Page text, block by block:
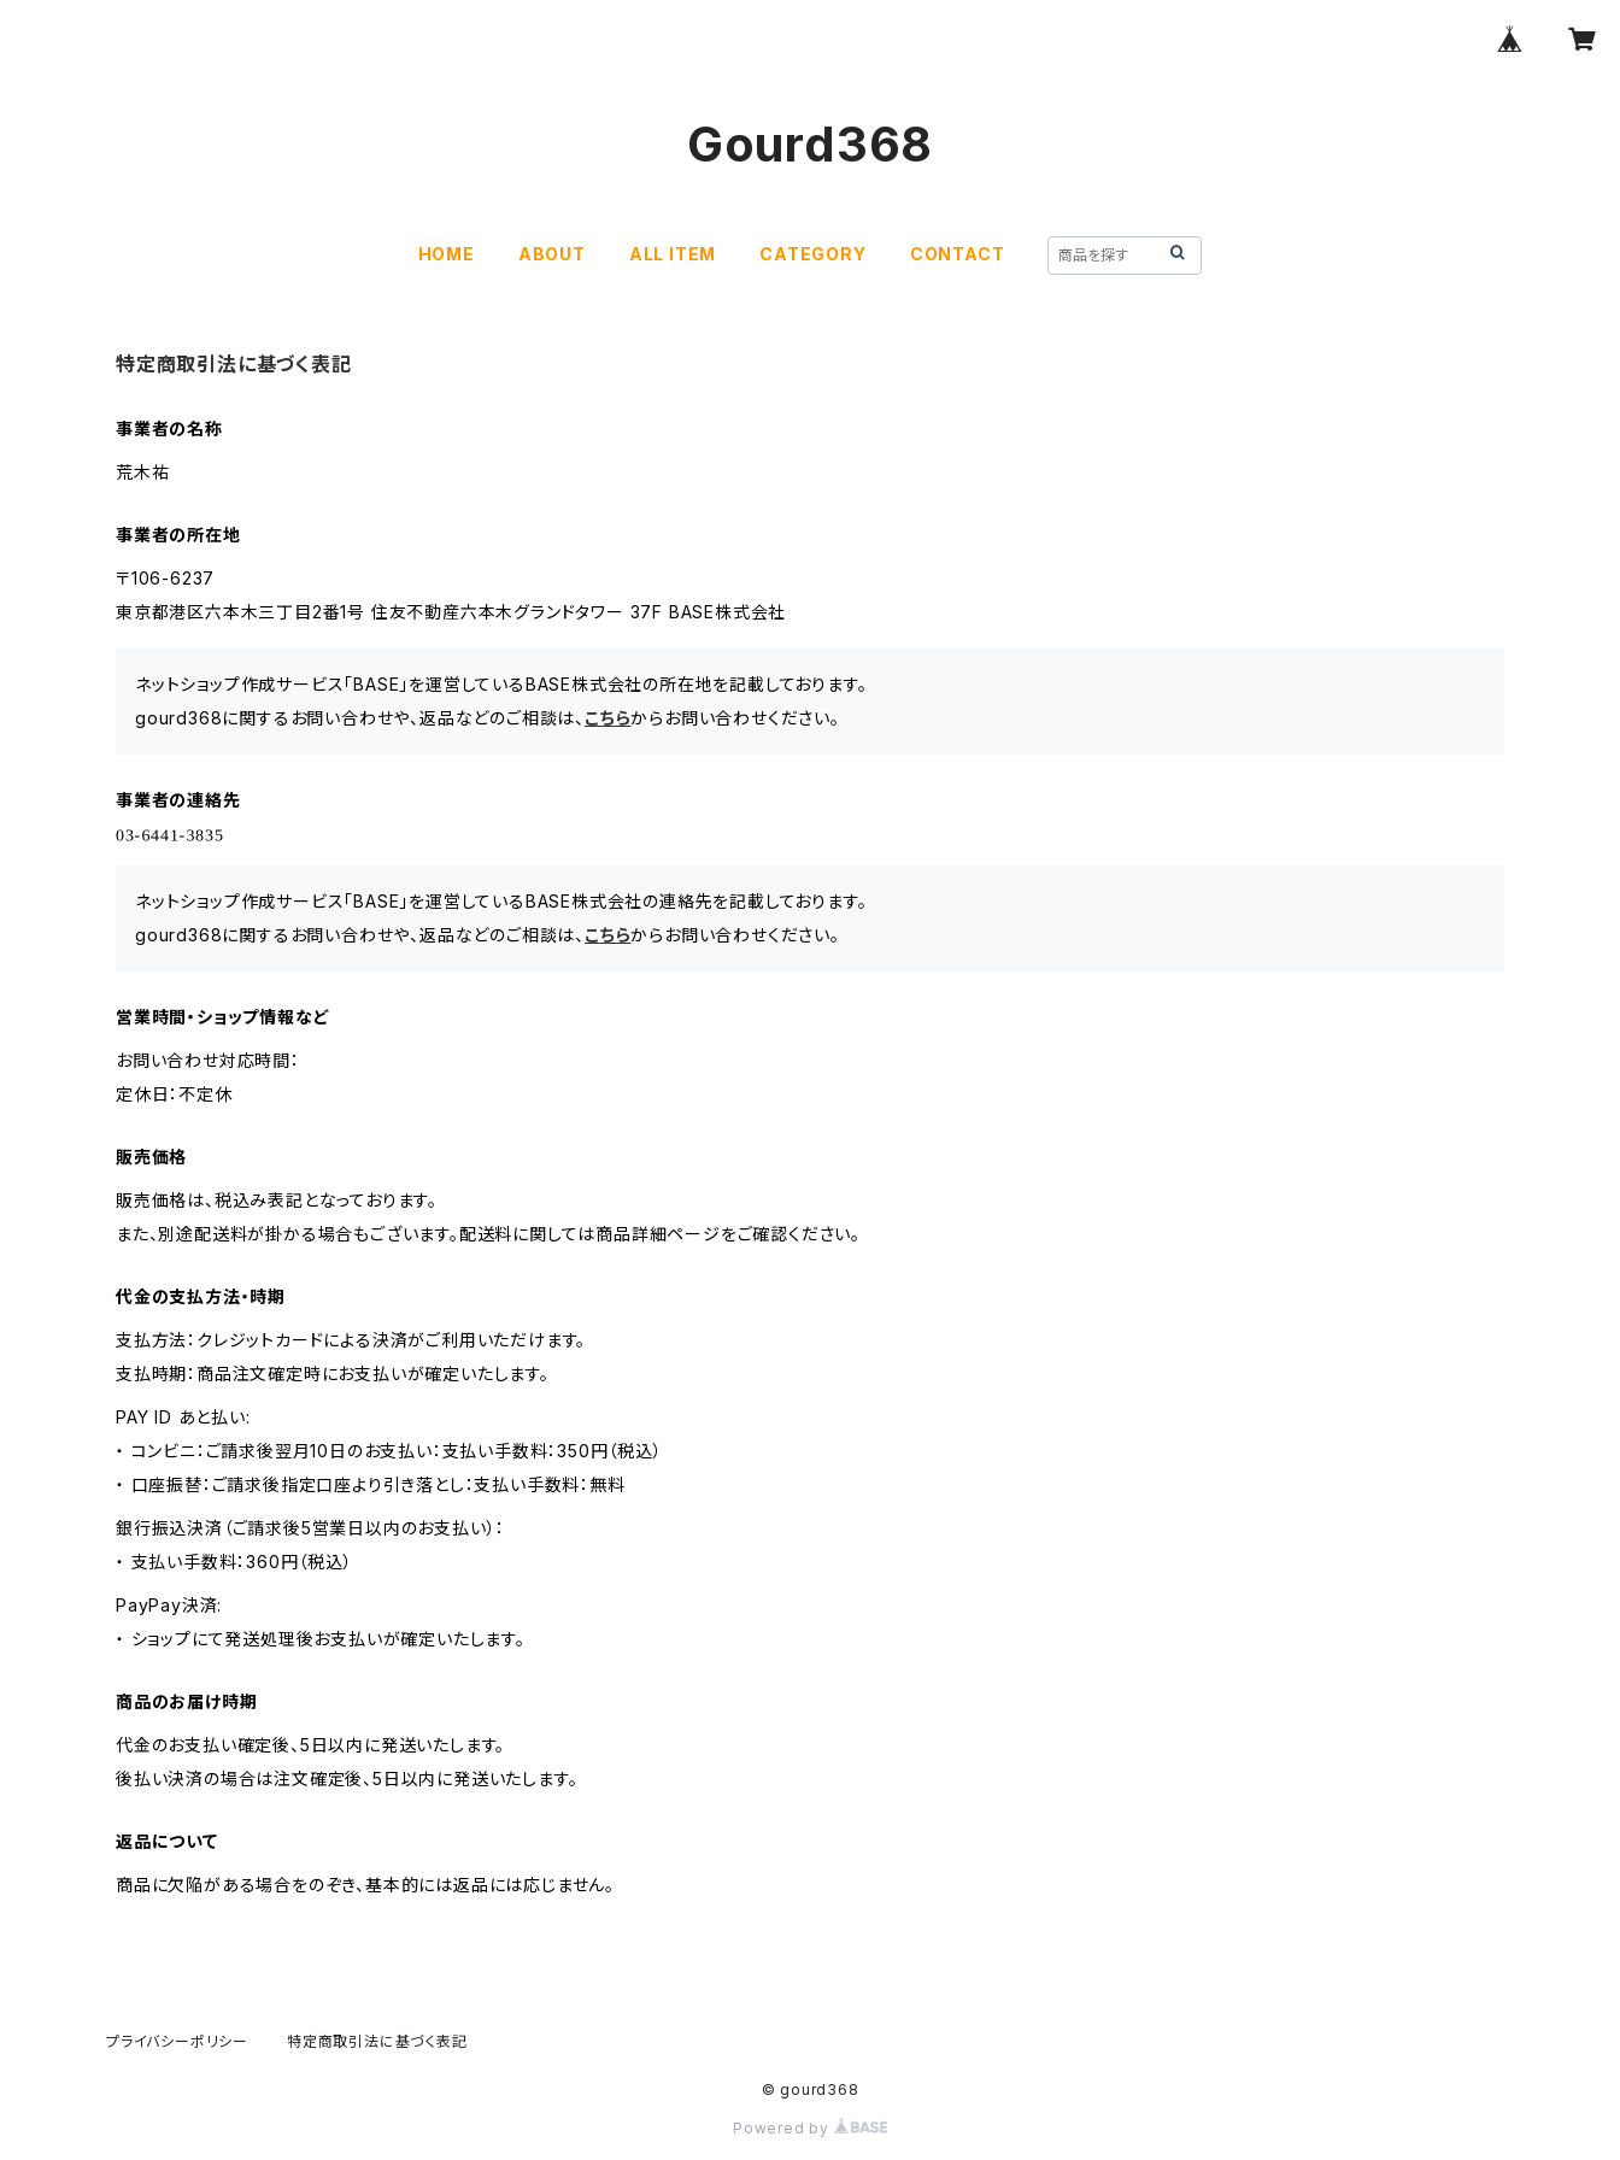
Gourd368
HOME ABOUT ALL ITEM CATEGORY CONTACT
特定商取引法に基づく表記
事業者の名称
荒木祐
事業者の所在地
〒106-6237
東京都港区六本木三丁目2番1号 住友不動産六本木グランドタワー 37F BASE株式会社
ネットショップ作成サービス「BASE」を運営しているBASE株式会社の所在地を記載しております。
gourd368に関するお問い合わせや、返品などのご相談は、 こちらからお問い合わせください。
事業者の連絡先
ネットショップ作成サービス「BASE」を運営しているBASE株式会社の連絡先を記載しております。
gourd368に関するお問い合わせや、返品などのご相談は、 こちらからお問い合わせください。
営業時間・ショップ情報など
お問い合わせ対応時間：
定休日：不定休
販売価格
販売価格は、税込み表記となっております。
また、別途配送料が掛かる場合もございます。配送料に関しては商品詳細ページをご確認ください。
代金の支払方法・時期
支払方法：クレジットカードによる決済がご利用いただけます。
支払時期：商品注文確定時にお支払いが確定いたします。
PAY ID あと払い:
・ コンビニ：ご請求後翌月10日のお支払い：支払い手数料：350円（税込）
・ 口座振替：ご請求後指定口座より引き落とし：支払い手数料：無料
銀行振込決済（ご請求後5営業日以内のお支払い）：
・ 支払い手数料：360円（税込）
PayPay決済:
・ ショップにて発送処理後お支払いが確定いたします。
商品のお届け時期
代金のお支払い確定後、5日以内に発送いたします。
後払い決済の場合は注文確定後、5日以内に発送いたします。
返品について
商品に欠陥がある場合をのぞき、基本的には返品には応じません。
プライバシーポリシー 特定商取引法に基づく表記
© gourd368
Powered by